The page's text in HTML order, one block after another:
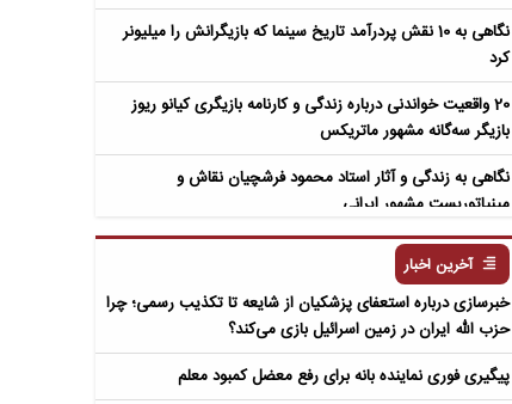
نگاهی به 10 نقش پردرآمد تاریخ سینما که بازیگرانش را میلیونر
کرد
20 واقعیت خواندنی درباره زندگی و کارنامه بازیگری کیانو ریوز
بازیگر سه‌گانه مشهور ماتریکس
نگاهی به زندگی و آثار استاد محمود فرشچیان نقاش و
مینیاتوریست مشهور ایرانی
نگاهی به زندگی و آثار عباس معروفی نویسنده ایرانی و خالق رمان
سمفونی مردگان
آخرین اخبار
خبرسازی درباره استعفای پزشکیان از شایعه تا تکذیب رسمی؛ چرا
حزب الله ایران در زمین اسرائیل بازی می‌کند؟
پیگیری فوری نماینده بانه برای رفع معضل کمبود معلم